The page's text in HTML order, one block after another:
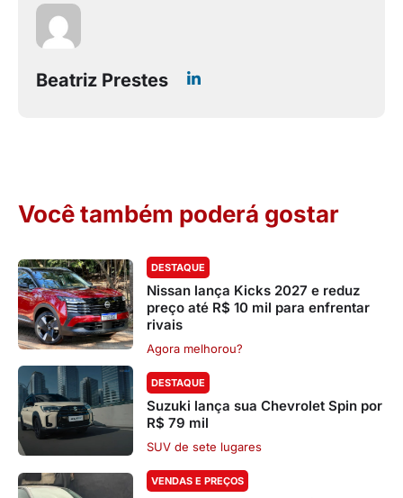
Beatriz Prestes
Você também poderá gostar
DESTAQUE
Nissan lança Kicks 2027 e reduz
preço até R$ 10 mil para enfrentar
rivais
Agora melhorou?
DESTAQUE
Suzuki lança sua Chevrolet Spin por
R$ 79 mil
SUV de sete lugares
VENDAS E PREÇOS